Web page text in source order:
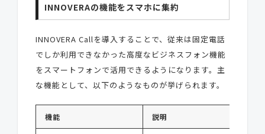
INNOVERAの機能をスマホに集約
INNOVERA Callを導入することで、従来は固定電話
でしか利用できなかった高度なビジネスフォン機能
をスマートフォンで活用できるようになります。主
な機能として、以下のようなものが挙げられます。
機能 説明